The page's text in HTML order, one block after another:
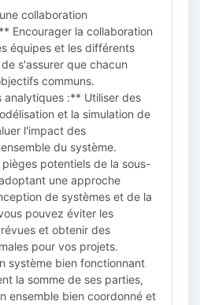
collaboration
Encourager la collaboration
équipes et les différents
s'assurer que chacun
communs.
analytiques :** Utiliser des
et la simulation de
l'impact des
du système.
potentiels de la sous-
une approche
de systèmes et de la
pouvez éviter les
et obtenir des
pour vos projets.
système bien fonctionnant
la somme de ses parties,
ensemble bien coordonné et